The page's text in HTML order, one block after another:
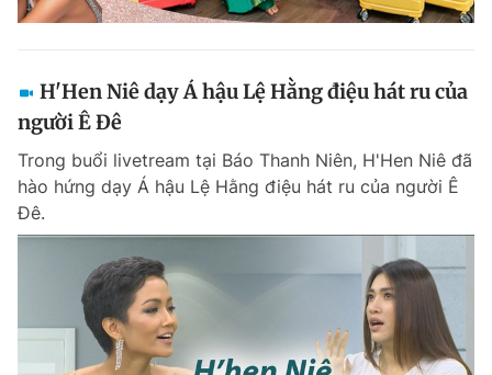
H'Hen Niê dạy Á hậu Lệ Hằng điệu hát ru của
người Ê Đê
Trong buổi livetream tại Báo Thanh Niên, H'Hen Niê đã
hào hứng dạy Á hậu Lệ Hằng điệu hát ru của người Ê
Đê.